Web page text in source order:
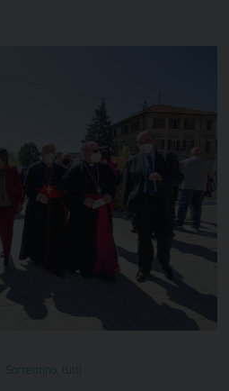
Sorrentino tutti